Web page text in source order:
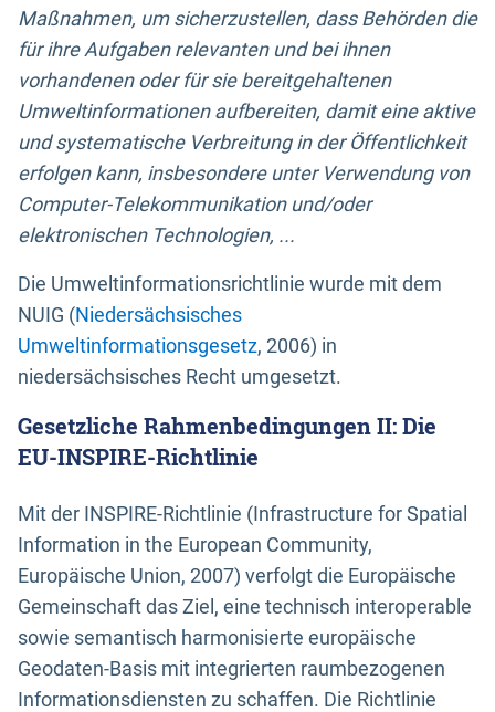
Maßnahmen, um sicherzustellen, dass Behörden die
für ihre Aufgaben relevanten und bei ihnen
vorhandenen oder für sie bereitgehaltenen
Umweltinformationen aufbereiten, damit eine aktive
und systematische Verbreitung in der Öffentlichkeit
erfolgen kann, insbesondere unter Verwendung von
Computer-Telekommunikation und/oder
elektronischen Technologien, ...
Die Umweltinformationsrichtlinie wurde mit dem
NUIG (Niedersächsisches
Umweltinformationsgesetz, 2006) in
niedersächsisches Recht umgesetzt.
Gesetzliche Rahmenbedingungen II: Die
EU-INSPIRE-Richtlinie
Mit der INSPIRE-Richtlinie (Infrastructure for Spatial
Information in the European Community,
Europäische Union, 2007) verfolgt die Europäische
Gemeinschaft das Ziel, eine technisch interoperable
sowie semantisch harmonisierte europäische
Geodaten-Basis mit integrierten raumbezogenen
Informationsdiensten zu schaffen. Die Richtlinie